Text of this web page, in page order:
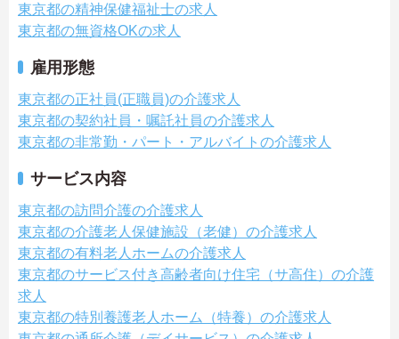
東京都の精神保健福祉士の求人
東京都の無資格OKの求人
雇用形態
東京都の正社員(正職員)の介護求人
東京都の契約社員・嘱託社員の介護求人
東京都の非常勤・パート・アルバイトの介護求人
サービス内容
東京都の訪問介護の介護求人
東京都の介護老人保健施設（老健）の介護求人
東京都の有料老人ホームの介護求人
東京都のサービス付き高齢者向け住宅（サ高住）の介護
求人
東京都の特別養護老人ホーム（特養）の介護求人